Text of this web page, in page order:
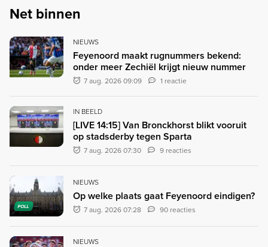
Net binnen
NIEUWS
Feyenoord maakt rugnummers bekend:
onder meer Zechiël krijgt nieuw nummer
7 aug. 2026 09:09 1 reactie
IN BEELD
[LIVE 14:15] Van Bronckhorst blikt vooruit
op stadsderby tegen Sparta
7 aug. 2026 07:30 9 reacties
POLL
NIEUWS
Op welke plaats gaat Feyenoord eindigen?
7 aug. 2026 07:28 90 reacties
NIEUWS